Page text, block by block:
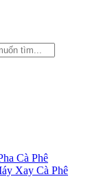
Cà Phê
Xay Cà Phê